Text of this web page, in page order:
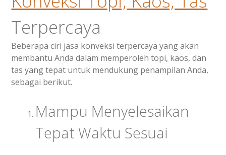
Terpercaya
Beberapa ciri jasa konveksi terpercaya yang akan
membantu Anda dalam memperoleh topi, kaos, dan
tas yang tepat untuk mendukung penampilan Anda,
sebagai berikut.
Mampu Menyelesaikan
Tepat Waktu Sesuai